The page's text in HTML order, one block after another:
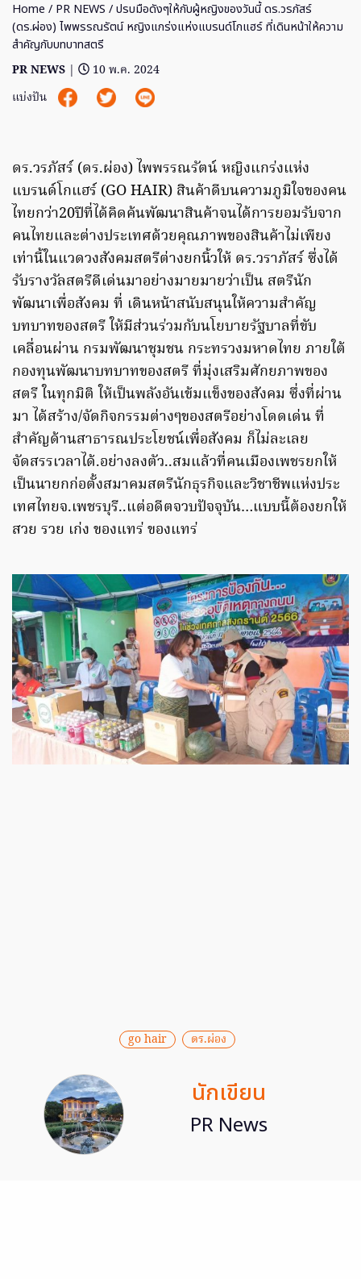
Home / PR NEWS / ปรบมือดังๆให้กับผู้หญิงของวันนี้ ดร.วรภัสร์
(ดร.ผ่อง) ไพพรรณรัตน์ หญิงแกร่งแห่งแบรนด์โกแฮร์ ที่เดินหน้าให้ความ
สำคัญกับบทบาทสตรี
PR NEWS |
10 พ.ค. 2024
แบ่งปัน
ดร.วรภัสร์ (ดร.ผ่อง) ไพพรรณรัตน์ หญิงแกร่งแห่ง
แบรนด์โกแฮร์ (GO HAIR) สินค้าดีบนความภูมิใจของคน
ไทยกว่า20ปีที่ได้คิดค้นพัฒนาสินค้าจนได้การยอมรับจาก
คนไทยและต่างประเทศด้วยคุณภาพของสินค้าไม่เพียง
เท่านี้ในแวดวงสังคมสตรีต่างยกนิ้วให้ ดร.วราภัสร์ ซึ่งได้
รับรางวัลสตรีดีเด่นมาอย่างมายมายว่าเป็น สตรีนัก
พัฒนาเพื่อสังคม ที่ เดินหน้าสนับสนุนให้ความสำคัญ
บทบาทของสตรี ให้มีส่วนร่วมกับนโยบายรัฐบาลที่ขับ
เคลื่อนผ่าน กรมพัฒนาชุมชน กระทรวงมหาดไทย ภายใต้
กองทุนพัฒนาบทบาทของสตรี ที่มุ่งเสริมศักยภาพของ
สตรี ในทุกมิติ ให้เป็นพลังอันเข้มแข็งของสังคม ซึ่งที่ผ่าน
มา ได้สร้าง/จัดกิจกรรมต่างๆของสตรีอย่างโดดเด่น ที่
สำคัญด้านสาธารณประโยชน์เพื่อสังคม ก็ไม่ละเลย
จัดสรรเวลาได้.อย่างลงตัว..สมแล้วที่คนเมืองเพชรยกให้
เป็นนายกก่อตั้งสมาคมสตรีนักธุรกิจและวิชาชีพแห่งประ
เทศไทยจ.เพชรบุรี..แต่อดีตจวบปัจจุบัน…แบบนี้ต้องยกให้
สวย รวย เก่ง ของแทร่ ของแทร่
go hair ดร.ผ่อง
นักเขียน
PR News